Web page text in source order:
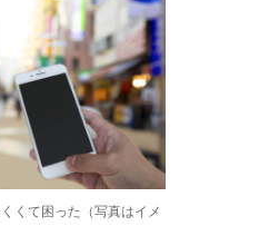
くて困った（写真はイメ